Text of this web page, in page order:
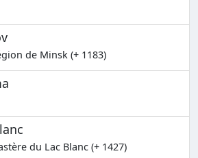
de Minsk (+ 1183)
du Lac Blanc (+ 1427)